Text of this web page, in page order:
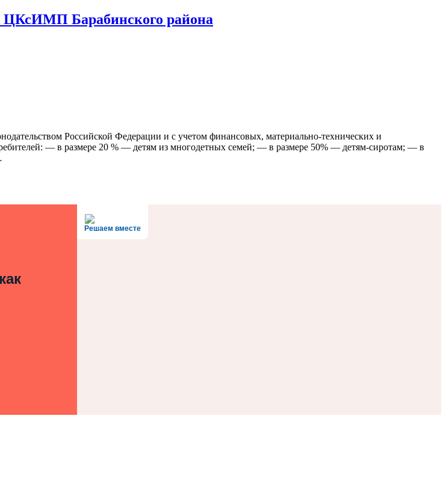
ЦКсИМП Барабинского района
Российской Федерации и с учетом финансовых, материально-технических и
— в размере 20 % — детям из многодетных семей; — в размере 50% — детям-сиротам; — в
Решаем вместе